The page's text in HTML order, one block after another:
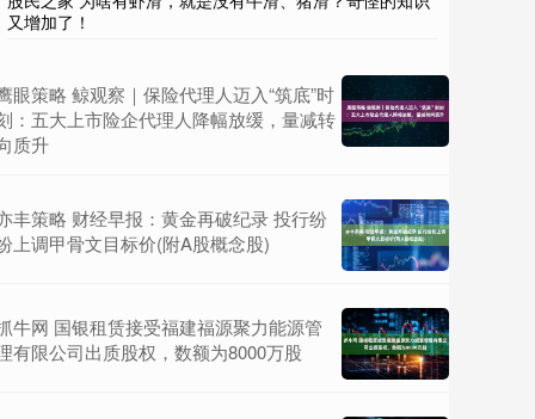
又增加了！
眼策略 鲸观察｜保险代理人迈入“筑底”时
：五大上市险企代理人降幅放缓，量减转
质升
丰策略 财经早报：黄金再破纪录 投行纷
上调甲骨文目标价(附A股概念股)
牛网 国银租赁接受福建福源聚力能源管
有限公司出质股权，数额为8000万股